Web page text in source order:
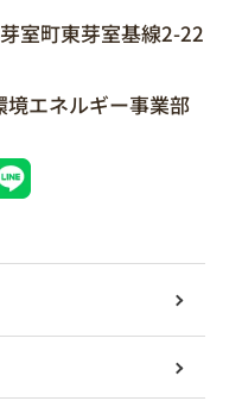
室町東芽室基線2-22
境エネルギー事業部